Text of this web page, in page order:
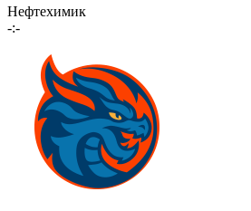
Нефтехимик
-:-